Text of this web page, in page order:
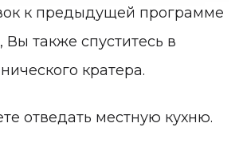
к предыдущей программе
также спуститесь в
кратера.
отведать местную кухню.